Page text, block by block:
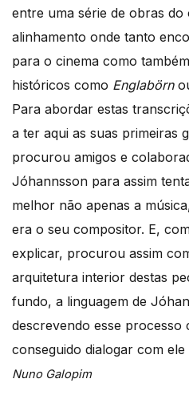
entre uma série de obras
alinhamento onde tanto
para o cinema como
históricos como Englabörn
Para abordar estas
a ter aqui as suas primeiras
procurou amigos e
Jóhannsson para assim
melhor não apenas a
era o seu compositor. E,
explicar, procurou assim
arquitetura interior destas
fundo, a linguagem de
descrevendo esse processo
conseguido dialogar com ele
Nuno Galopim